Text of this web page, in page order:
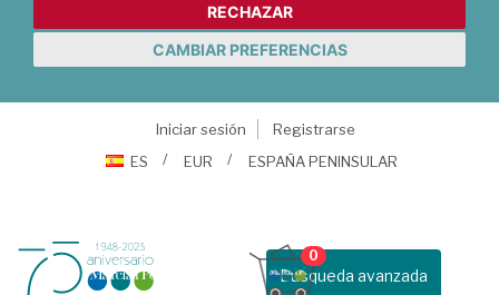
RECHAZAR
CAMBIAR PREFERENCIAS
Iniciar sesión
Registrarse
ES
EUR ESPAÑA PENINSULAR
Busqueda avanzada
0